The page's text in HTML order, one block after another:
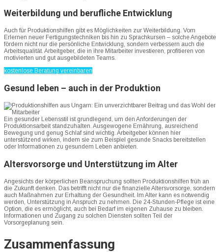
Weiterbildung und berufliche Entwicklung
Auch für Produktionshilfen gibt es Möglichkeiten zur Weiterbildung. Vom
Erlernen neuer Fertigungstechniken bis hin zu Sprachkursen – solche Angebote
fördern nicht nur die persönliche Entwicklung, sondern verbessern auch die
Arbeitsqualität. Arbeitgeber, die in ihre Mitarbeiter investieren, profitieren von
motivierten und gut ausgebildeten Teams.
kostenlose Beratung vereinbaren
Gesund leben – auch in der Produktion
Ein gesunder Lebensstil ist grundlegend, um den Anforderungen der
Produktionsarbeit standzuhalten. Ausgewogene Ernährung, ausreichend
Bewegung und genug Schlaf sind wichtig. Arbeitgeber können hier
unterstützend wirken, indem sie zum Beispiel gesunde Snacks bereitstellen
oder Informationen zu gesundem Leben anbieten.
Altersvorsorge und Unterstützung im Alter
Angesichts der körperlichen Beanspruchung sollten Produktionshilfen früh an
die Zukunft denken. Das betrifft nicht nur die finanzielle Altersvorsorge, sondern
auch Maßnahmen zur Erhaltung der Gesundheit. Im Alter kann es notwendig
werden, Unterstützung in Anspruch zu nehmen. Die 24-Stunden-Pflege ist eine
Option, die es ermöglicht, auch bei Bedarf im eigenen Zuhause zu bleiben.
Informationen und Zugang zu solchen Diensten sollten Teil der
Vorsorgeplanung sein.
Zusammenfassung